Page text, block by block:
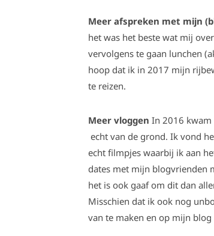
Meer afspreken met mijn
het was het beste wat mij
vervolgens te gaan lunchen
hoop dat ik in 2017 mijn
te reizen.
Meer vloggen In 2016 kwam
echt van de grond. Ik vond
echt filmpjes waarbij ik aan
dates met mijn blogvrienden
het is ook gaaf om dit dan
Misschien dat ik ook nog
van te maken en op mijn blog